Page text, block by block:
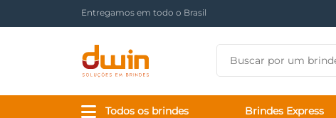
Há mais de 17 anos tornando sua marca presente
Todos os brindes Brindes Express